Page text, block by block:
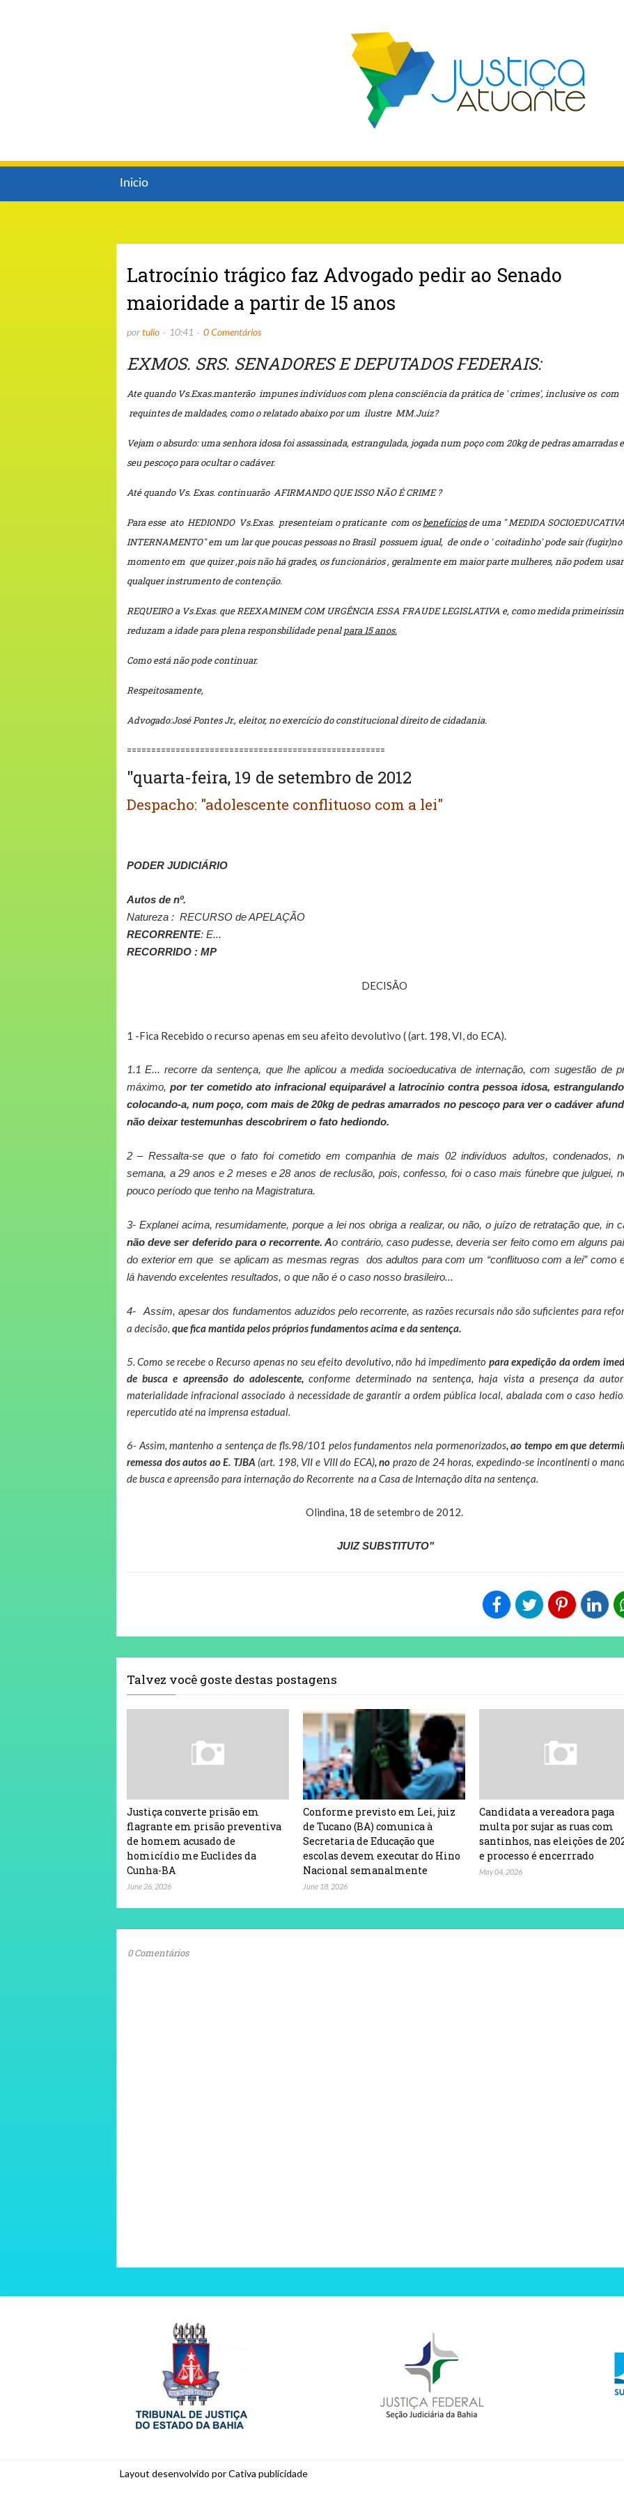
Inicio
Latrocínio trágico faz Advogado pedir ao Senado
maioridade a partir de 15 anos
portulio 10:41 0 Comentários
EXMOS. SRS. SENADORES E DEPUTADOS FEDERAIS:
Ate quando Vs.Exas.manterão impunes indivíduos com plena consciência da prática de ' crimes', inclusive os com
requintes de maldades, como o relatado abaixo por um ilustre MM.Juiz?
Vejam o absurdo: uma senhora idosa foi assassinada, estrangulada, jogada num poço com 20kg de pedras amarradas
seu pescoço para ocultar o cadáver.
Até quando Vs. Exas. continuarão AFIRMANDO QUE ISSO NÃO É CRIME ?
Para esse ato HEDIONDO Vs.Exas. presenteiam o praticante com osbenefíciosde uma " MEDIDA
INTERNAMENTO" em um lar que poucas pessoas no Brasil possuem igual, de onde o ' coitadinho' pode sair (fugir)no
momento em que quizer ,pois não há grades, os funcionários , geralmente em maior parte mulheres, não podem usar
qualquer instrumento de contenção.
REQUEIRO a Vs.Exas. que REEXAMINEM COM URGÊNCIA ESSA FRAUDE LEGISLATIVA e, como medida
reduzam a idade para plena responsbilidade penalpara 15 anos.
Como está não pode continuar.
Respeitosamente,
Advogado:José Pontes Jr., eleitor, no exercício do constitucional direito de cidadania.
=====================================================
"quarta-feira, 19 de setembro de 2012
Despacho: "adolescente conflituoso com a lei"
PODER JUDICIÁRIO
Autos de nº.
Natureza : RECURSO de APELAÇÃO
RECORRENTE: E...
RECORRIDO : MP
DECISÃO
1 -Fica Recebido o recurso apenas em seu afeito devolutivo ( (art. 198, VI, do ECA).
1.1E... recorre da sentença, que lhe aplicou a medida socioeducativa de internação, com sugestão de
máximo, por ter cometido ato infracional equiparável a latrocínio contra pessoa idosa,
colocando-a, num poço, com mais de 20kg de pedras amarrados no pescoço para ver o cadáver
não deixar testemunhas descobrirem o fato hediondo.
2 – Ressalta-se que o fato foi cometido em companhia de mais 02 indivíduos adultos, condenados,
semana, a 29 anos e 2 meses e 28 anos de reclusão, pois, confesso, foi o caso mais fúnebre que julguei,
pouco período que tenho na Magistratura.
3- Explanei acima, resumidamente, porque a lei nos obriga a realizar, ou não, o juízo de retratação que, in
não deve ser deferido para o recorrente. Ao contrário, caso pudesse, deveria ser feito como em alguns
do exterior em que se aplicam as mesmas regras
dos adultos para com um “conflituoso com a lei” como
lá havendo excelentes resultados, o que não é o caso nosso brasileiro...
4- Assim, apesar dos fundamentos aduzidos pelo recorrente, as razões recursais não são suficientes para
a decisão, que fica mantida pelos próprios fundamentos acima e da sentença.
5. Como se recebe o Recurso apenas no seu efeito devolutivo, não há impedimento para expedição da ordem
de busca e apreensão do adolescente, conforme determinado na sentença, haja vista a presença da
materialidade infracional associado à necessidade de garantir a ordem pública local, abalada com o caso
repercutido até na imprensa estadual.
6- Assim, mantenho a sentença de fls.98/101 pelos fundamentos nela pormenorizados, ao tempo em que
remessa dos autos ao E. TJBA (art. 198, VII e VIII do ECA), no prazo de 24 horas, expedindo-se incontinenti o
de busca e apreensão para internação do Recorrente na a Casa de Internação dita na sentença.
Olindina, 18 de setembro de 2012.
JUIZ SUBSTITUTO"
Talvez você goste destas postagens
Justiça converte prisão em
flagrante em prisão preventiva
de homem acusado de
homicídio me Euclides da
Cunha-BA
June 26, 2026
Conforme previsto em Lei, juiz
de Tucano (BA) comunica à
Secretaria de Educação que
escolas devem executar do Hino
Nacional semanalmente
June 18, 2026
Candidata a vereadora paga
multa por sujar as ruas com
santinhos, nas eleições de
e processo é encerrrado
May 04, 2026
0 Comentários
Layout desenvolvido por Cativa publicidade